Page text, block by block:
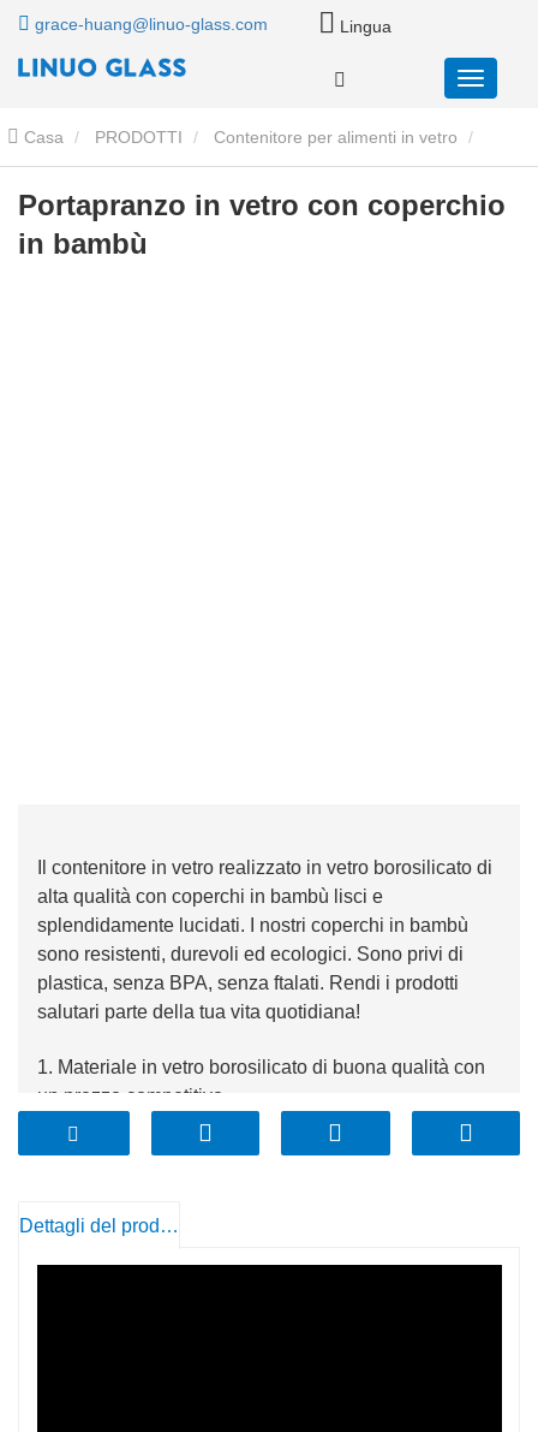
grace-huang@linuo-glass.com Lingua
Casa PRODOTTI Contenitore per alimenti in vetro
Contenitori per alimenti in vetro con coperchi in bambù
Portapranzo in vetro con coperchio in bambù
Portapranzo in vetro con coperchio
in bambù
Il contenitore in vetro realizzato in vetro borosilicato di
alta qualità con coperchi in bambù lisci e
splendidamente lucidati. I nostri coperchi in bambù
sono resistenti, durevoli ed ecologici. Sono privi di
plastica, senza BPA, senza ftalati. Rendi i prodotti
salutari parte della tua vita quotidiana!
1. Materiale in vetro borosilicato di buona qualità con
un prezzo competitivo
2. Facile da pulire e trasportare
3. Il team di controllo qualità professionale controlla
Dettagli del prodotto